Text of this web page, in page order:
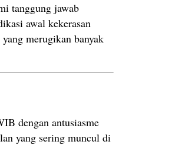
tanggung jawab
awal kekerasan
merugikan banyak
dengan antusiasme
yang sering muncul di